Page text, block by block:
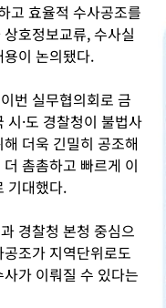
고 효율적 수사공조를
호정보교류, 수사실
이 논의됐다.
번 실무협의회로 금
시·도 경찰청이 불법사
더욱 긴밀히 공조해
촘촘하고 빠르게 이
기대했다.
경찰청 본청 중심으
조가 지역단위로도
가 이뤄질 수 있다는